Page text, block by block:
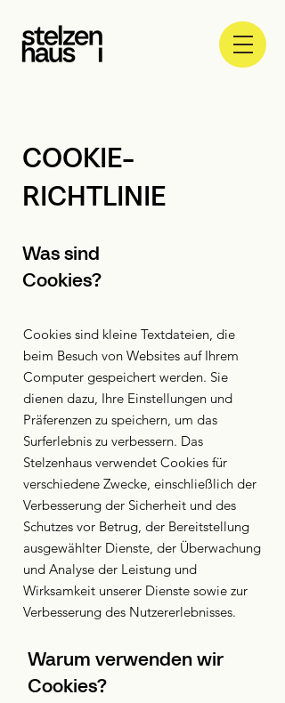
COOKIE-
RICHTLINIE
Was sind
Cookies?
Cookies sind kleine Textdateien, die
beim Besuch von Websites auf Ihrem
Computer gespeichert werden. Sie
dienen dazu, Ihre Einstellungen und
Präferenzen zu speichern, um das
Surferlebnis zu verbessern. Das
Stelzenhaus verwendet Cookies für
verschiedene Zwecke, einschließlich der
Verbesserung der Sicherheit und des
Schutzes vor Betrug, der Bereitstellung
ausgewählter Dienste, der Überwachung
und Analyse der Leistung und
Wirksamkeit unserer Dienste sowie zur
Verbesserung des Nutzererlebnisses.
Warum verwenden wir
Cookies?